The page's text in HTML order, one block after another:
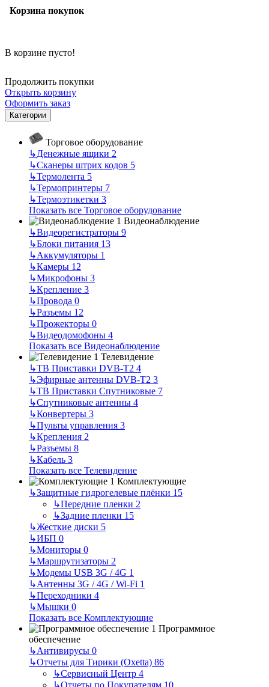
Корзина покупок
В корзине пусто!
Продолжить покупки
Открыть корзину
Оформить заказ
Категории
Торговое оборудование
↳Денежные ящики 2
↳Сканеры штрих кодов 5
↳Термолента 5
↳Термопринтеры 7
↳Термоэтикетки 3
Показать все Торговое оборудование
Видеонаблюдение
↳Видеорегистраторы 9
↳Блоки питания 13
↳Аккумуляторы 1
↳Камеры 12
↳Микрофоны 3
↳Крепление 3
↳Провода 0
↳Разъемы 12
↳Прожекторы 0
↳Видеодомофоны 4
Показать все Видеонаблюдение
Телевидение
↳ТВ Приставки DVB-T2 4
↳Эфирные антенны DVB-T2 3
↳ТВ Приставки Спутниковые 7
↳Спутниковые антенны 4
↳Конвертеры 3
↳Пульты управления 3
↳Крепления 2
↳Разъемы 8
↳Кабель 3
Показать все Телевидение
Комплектующие
↳Защитные гидрогелевые плёнки 15
↳Передние пленки 2
↳Задние пленки 15
↳Жесткие диски 5
↳ИБП 0
↳Мониторы 0
↳Маршрутизаторы 2
↳Модемы USB 3G / 4G 1
↳Антенны 3G / 4G / Wi-Fi 1
↳Переходники 4
↳Мышки 0
Показать все Комплектующие
Программное
обеспечение
↳Антивирусы 0
↳Отчеты для Тирики (Oxetta) 86
↳Сервисный Центр 4
↳Отчеты по Покупателям 10